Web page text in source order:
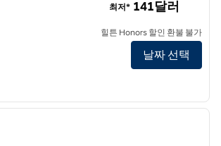
나슈아의 호텔 정보 보기
최저* 141달러
힐튼 Honors 할인 환불 불가
날짜 선택
다음